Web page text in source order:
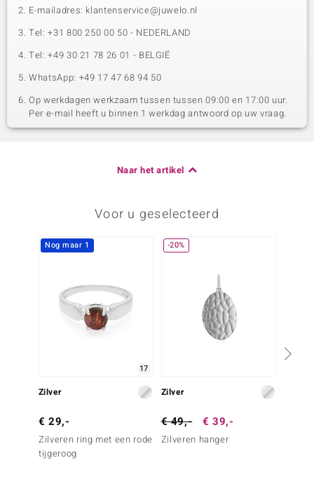
E-mailadres: klantenservice@juwelo.nl
Tel: +31 800 250 00 50 - NEDERLAND
Tel: +49 30 21 78 26 01 - BELGIË
WhatsApp: +49 17 47 68 94 50
Op werkdagen werkzaam tussen tussen 09:00 en 17:00 uur.
Per e-mail heeft u binnen 1 werkdag antwoord op uw vraag.
Naar het artikel
Voor u geselecteerd
Nog maar 1
17
Zilver
€ 29,-
Zilveren ring met een rode
tijgeroog
-20%
Zilver
€ 49,- € 39,-
Zilveren hanger